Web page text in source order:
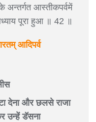
अन्तर्गत आस्तीकपर्वमें
पूरा हुआ ॥ 42 ॥
आदिपर्व
देना और छलसे राजा
उन्हें डॅसना